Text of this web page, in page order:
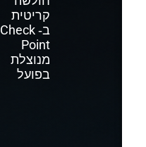
קריטית
ב‑ Check
Point
מנוצלת
בפועל